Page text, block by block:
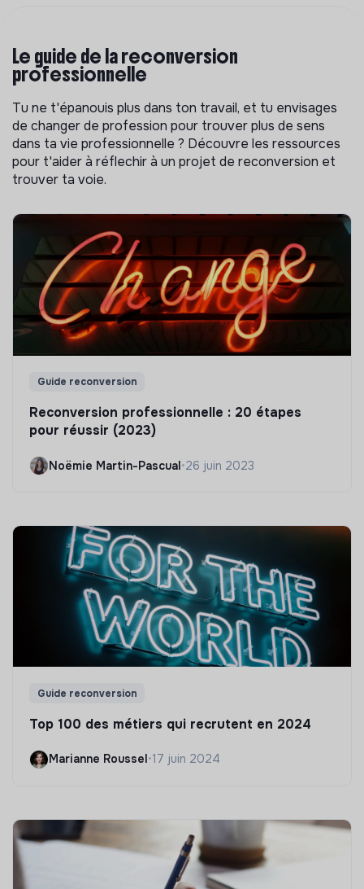
Le guide de la reconversion
professionnelle
Tu ne t'épanouis plus dans ton travail, et tu envisages
de changer de profession pour trouver plus de sens
dans ta vie professionnelle ? Découvre les ressources
pour t'aider à réflechir à un projet de reconversion et
trouver ta voie.
Guide reconversion
Reconversion professionnelle : 20 étapes
pour réussir (2023)
Noëmie Martin-Pascual•26 juin 2023
Guide reconversion
Top 100 des métiers qui recrutent en 2024
Marianne Roussel •17 juin 2024